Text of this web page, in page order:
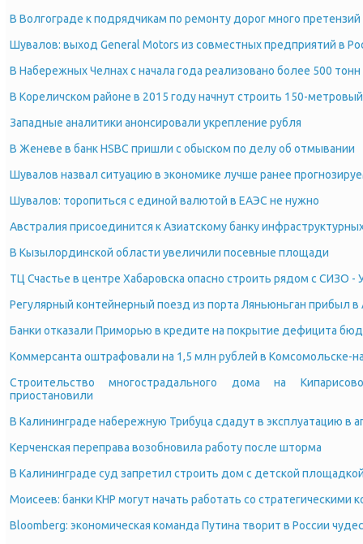
В Волгограде к подрядчикам по ремонту дорог много претензий
Шувалов: выход General Motors из совместных предприятий в
В Набережных Челнах с начала года реализовано более 500
В Кореличском районе в 2015 году начнут строить 150-
Западные аналитики анонсировали укрепление рубля
В Женеве в банк HSBC пришли с обыском по делу об отмывании
Шувалов назвал ситуацию в экономике лучше ранее
Шувалов: торопиться с единой валютой в ЕАЭС не нужно
Австралия присоединится к Азиатскому банку
В Кызылординской области увеличили посевные площади
ТЦ Счастье в центре Хабаровска опасно строить рядом с СИЗО
Регулярный контейнерный поезд из порта Ляньюньган прибыл
Банки отказали Приморью в кредите на покрытие дефицита
Коммерсанта оштрафовали на 1,5 млн рублей в Комсомольске-
Строительство многострадального дома на
приостановили
В Калининграде набережную Трибуца сдадут в эксплуатацию в
Керченская переправа возобновила работу после шторма
В Калининграде суд запретил строить дом с детской
Моисеев: банки КНР могут начать работать со стратегическими
Bloomberg: экономическая команда Путина творит в России